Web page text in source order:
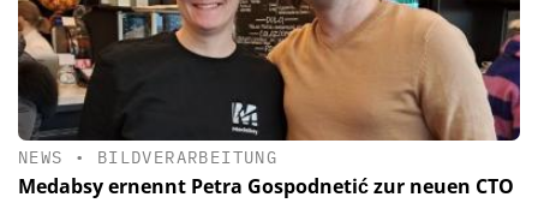
NEWS • BILDVERARBEITUNG
Medabsy ernennt Petra Gospodnetić zur neuen CTO